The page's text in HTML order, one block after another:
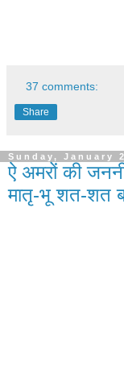
37 comments:
Share
Sunday, January
ऐ अमरों की
मातृ-भू शत-शत